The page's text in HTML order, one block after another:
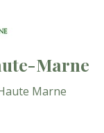
Marne
Marne